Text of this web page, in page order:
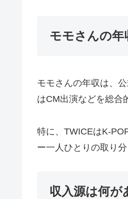
モモさんの年
モモさんの年収は、
はCM出演などを総合
特に、TWICEはK-
ー一人ひとりの取り
収入源は何が